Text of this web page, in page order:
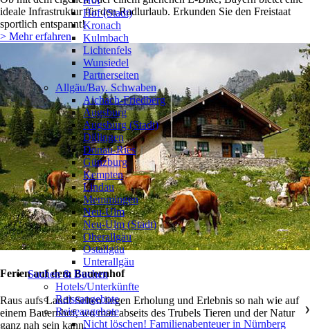
ideale Infrastruktur für den Radlurlaub. Erkunden Sie den Freistaat
sportlich entspannt!
> Mehr erfahren
Ferien auf dem Bauernhof
Raus aufs Land! Selten liegen Erholung und Erlebnis so nah wie auf
einem Bauernhof, wo man abseits des Trubels Tieren und der Natur
ganz nah sein kann.
Hof (Stadt)
Kronach
Kulmbach
Lichtenfels
Wunsiedel
Partnerseiten
Allgäu/Bay. Schwaben
❯
Aichach-Friedberg
Augsburg
Augsburg (Stadt)
Dillingen
Donau-Ries
Günzburg
Kempten
Lindau
Memmingen
Neu-Ulm
Neu-Ulm (Stadt)
Oberallgäu
Ostallgäu
Unterallgäu
Suchen & Buchen
Hotels/Unterkünfte
Reiseangebote
Reiseangebote
❯
Nicht löschen! Familienabenteuer in Nürnberg